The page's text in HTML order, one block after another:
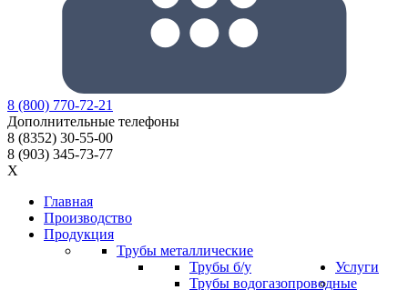
8 (800) 770-72-21
Дополнительные телефоны
8 (8352) 30-55-00
8 (903) 345-73-77
X
Главная
Производство
Продукция
Трубы металлические
Трубы б/у
Трубы водогазопроводные
Услуги